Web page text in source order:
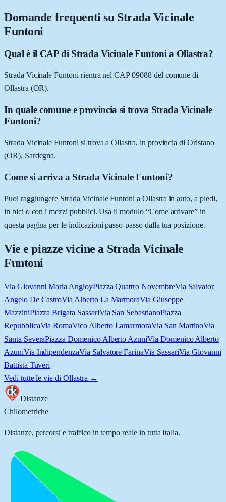
Domande frequenti su Strada Vicinale
Funtoni
Qual è il CAP di Strada Vicinale Funtoni a Ollastra?
Strada Vicinale Funtoni rientra nel CAP 09088 del comune di
Ollastra (OR).
In quale comune e provincia si trova Strada Vicinale
Funtoni?
Strada Vicinale Funtoni si trova a Ollastra, in provincia di Oristano
(OR), Sardegna.
Come si arriva a Strada Vicinale Funtoni?
Puoi raggiungere Strada Vicinale Funtoni a Ollastra in auto, a piedi,
in bici o con i mezzi pubblici. Usa il modulo “Come arrivare” in
questa pagina per le indicazioni passo-passo dalla tua posizione.
Vie e piazze vicine a Strada Vicinale
Funtoni
Via Giovanni Maria AngioyPiazza Quattro NovembreVia Salvator
Angelo De CastroVia Alberto La MarmoraVia Giuseppe
MazziniPiazza Brigata SassariVia San SebastianoPiazza
RepubblicaVia RomaVico Alberto LamarmoraVia San MartinoVia
Santa SeveraPiazza Domenico Alberto AzuniVia Domenico Alberto
AzuniVia IndipendenzaVia Salvatore FarinaVia SassariVia Giovanni
Battista Tuveri
Vedi tutte le vie di Ollastra →
Distanze
Chilometriche
Distanze, percorsi e traffico in tempo reale in tutta Italia.